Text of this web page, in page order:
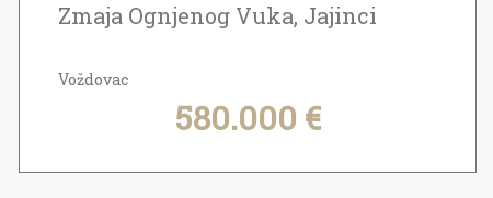
Zmaja Ognjenog Vuka, Jajinci
Voždovac
580.000 €